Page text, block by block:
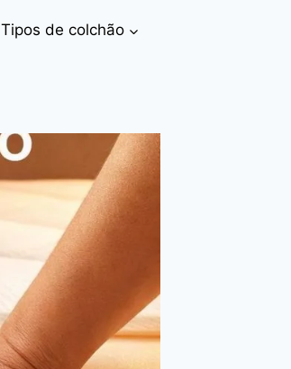
Tipos de colchão